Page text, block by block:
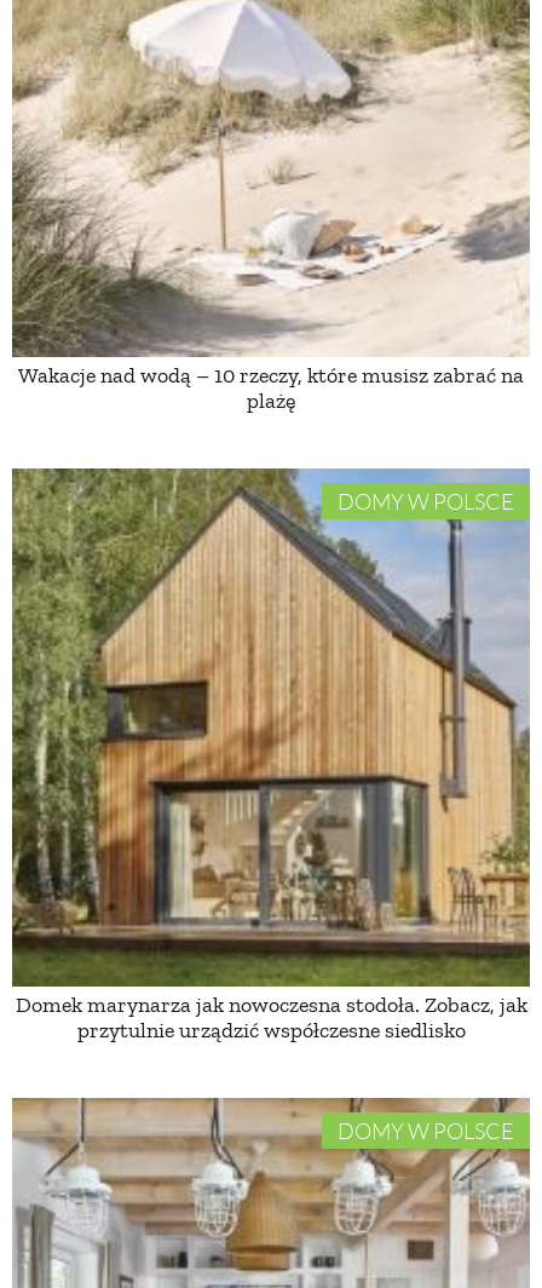
Wakacje nad wodą – 10 rzeczy, które musisz zabrać na
plażę
DOMY W POLSCE
Domek marynarza jak nowoczesna stodoła. Zobacz, jak
przytulnie urządzić współczesne siedlisko
DOMY W POLSCE
EKO ŻYCIE
PRZYRODA
ZWIERZĘTA DOMOWE
ZWIERZĘTA W NATURZE
GRZYBY
KRAJOBRAZ
RĘKODZIEŁO
RZEMIOSŁO
ZWYCZAJE
ZRÓB TO SAM
PRZEPISY
ŚNIADANIA
PRZYSTAWKI
ZUPY
DANIA GŁÓWNE
CIASTA I DESERY
DODATKI